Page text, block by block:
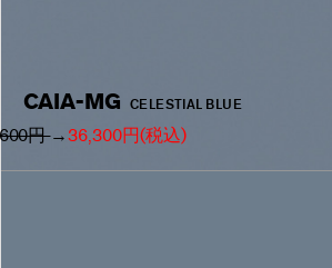
CAIA-MG CELESTIAL BLUE
円→36,300円(税込)